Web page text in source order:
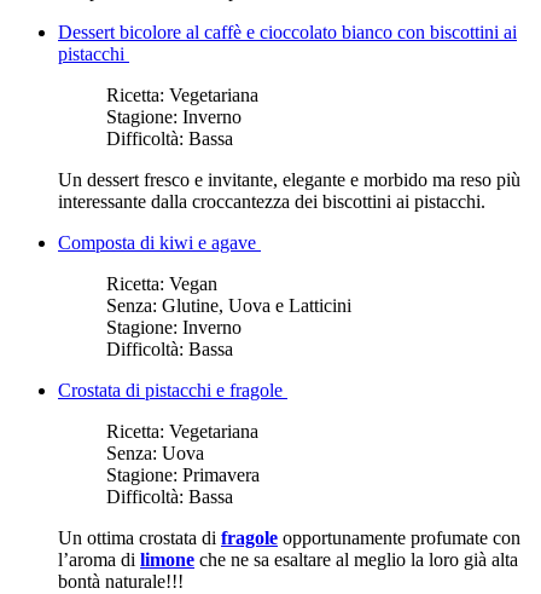
Dessert bicolore al caffè e cioccolato bianco con biscottini ai
pistacchi
Ricetta: Vegetariana
Stagione: Inverno
Difficoltà: Bassa
Un dessert fresco e invitante, elegante e morbido ma reso più
interessante dalla croccantezza dei biscottini ai pistacchi.
Composta di kiwi e agave
Ricetta: Vegan
Senza: Glutine, Uova e Latticini
Stagione: Inverno
Difficoltà: Bassa
Crostata di pistacchi e fragole
Ricetta: Vegetariana
Senza: Uova
Stagione: Primavera
Difficoltà: Bassa
Un ottima crostata di fragole opportunamente profumate con
l’aroma di limone che ne sa esaltare al meglio la loro già alta
bontà naturale!!!